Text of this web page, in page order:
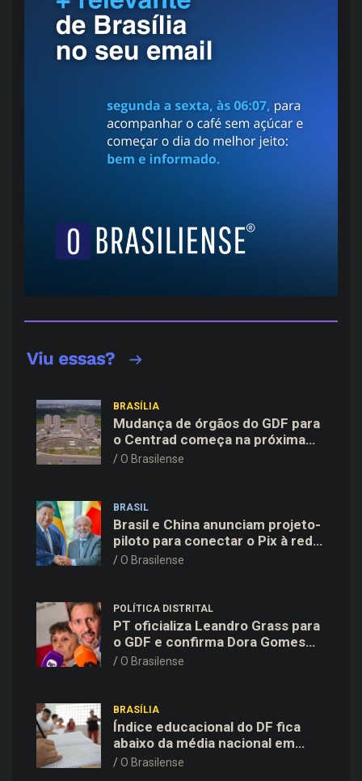
BRASÍLIA
Mudança de órgãos do GDF para
o Centrad começa na próxima
semana, anuncia Celina Leão
O Brasilense
BRASIL
Brasil e China anunciam projeto-
piloto para conectar o Pix à rede
de pagamentos chinesa
O Brasilense
POLÍTICA DISTRITAL
PT oficializa Leandro Grass para
o GDF e confirma Dora Gomes
como vice na chapa majoritária
O Brasilense
BRASÍLIA
Índice educacional do DF fica
abaixo da média nacional em
todas as etapas de ensino,
O Brasilense